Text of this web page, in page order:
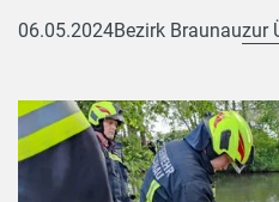
06.05.2024Bezirk Braunauzur